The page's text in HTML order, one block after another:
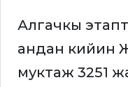
Алгачкы
андан кийин
муктаж 3251